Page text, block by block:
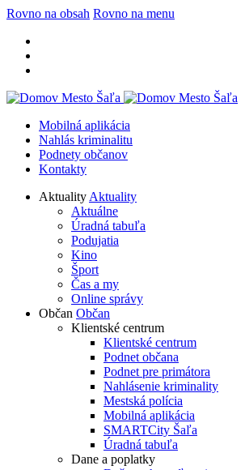
Rovno na obsah Rovno na menu
Mobilná aplikácia
Nahlás kriminalitu
Podnety občanov
Kontakty
Aktuality Aktuality
Aktuálne
Úradná tabuľa
Podujatia
Kino
Šport
Čas a my
Online správy
Občan Občan
Klientské centrum
Klientské centrum
Podnet občana
Podnet pre primátora
Nahlásenie kriminality
Mestská polícia
Mobilná aplikácia
SMARTCity Šaľa
Úradná tabuľa
Dane a poplatky